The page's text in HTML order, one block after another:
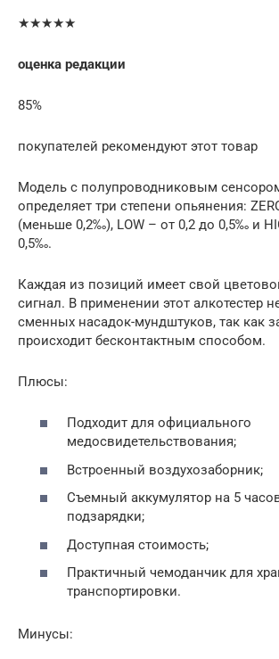
★★★★★
оценка редакции
85%
покупателей рекомендуют этот товар
Модель с полупроводниковым
определяет три степени опьянения:
(меньше 0,2‰), LOW – от 0,2 до 0,5‰ и
0,5‰.
Каждая из позиций имеет свой
сигнал. В применении этот алкотестер
сменных насадок-мундштуков, так как
происходит бесконтактным способом.
Плюсы:
Подходит для официального
медосвидетельствования;
Встроенный воздухозаборник;
Съемный аккумулятор на 5
подзарядки;
Доступная стоимость;
Практичный чемоданчик для
транспортировки.
Минусы: